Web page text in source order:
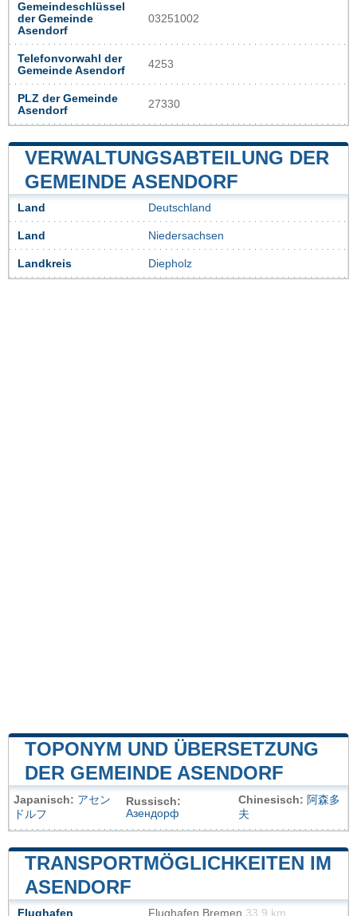
Gemeindeschlüssel
der Gemeinde
Asendorf
03251002
Telefonvorwahl der
Gemeinde Asendorf
4253
PLZ der Gemeinde
Asendorf
27330
VERWALTUNGSABTEILUNG DER
GEMEINDE ASENDORF
Land Deutschland
Land Niedersachsen
Landkreis Diepholz
TOPONYM UND ÜBERSETZUNG
DER GEMEINDE ASENDORF
Japanisch: アセン
ドルフ
Russisch:
Азендорф
Chinesisch: 阿森多
夫
TRANSPORTMÖGLICHKEITEN IM
ASENDORF
Flughafen Flughafen Bremen 33.9 km